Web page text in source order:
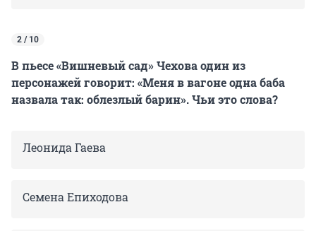
2 / 10
В пьесе «Вишневый сад» Чехова один из
персонажей говорит: «Меня в вагоне одна баба
назвала так: облезлый барин». Чьи это слова?
Леонида Гаева
Семена Епиходова